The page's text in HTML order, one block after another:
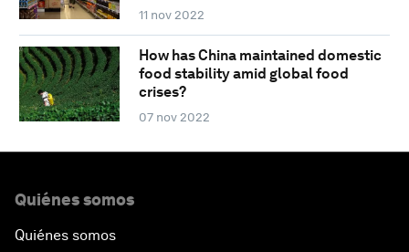
11 nov 2022
How has China maintained domestic
food stability amid global food
crises?
07 nov 2022
Quiénes somos
Quiénes somos